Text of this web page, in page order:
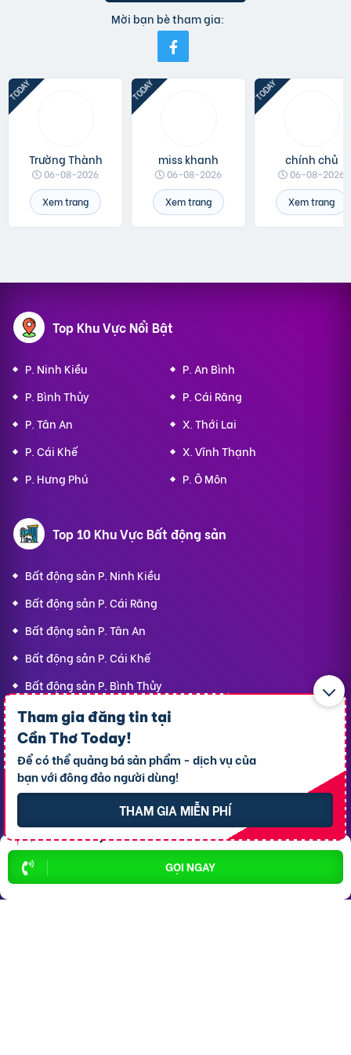
GỌI NGAY
Tham gia đăng tin tại
Cần Thơ Today!
Để có thể quảng bá sản phẩm - dịch vụ của
bạn với đông đảo người dùng!
THAM GIA MIỄN PHÍ
Mời bạn bè tham gia:
Trường Thành
06-08-2026
Xem trang
miss khanh
06-08-2026
Xem trang
chính chủ
06-08-2026
Xem trang
Top Khu Vực Nổi Bật
P. Ninh Kiều
P. An Bình
P. Bình Thủy
P. Cái Răng
P. Tân An
X. Thới Lai
P. Cái Khế
X. Vĩnh Thạnh
P. Hưng Phú
P. Ô Môn
Top 10 Khu Vực Bất động sản
Bất động sản P. Ninh Kiều
Bất động sản P. Cái Răng
Bất động sản P. Tân An
Bất động sản P. Cái Khế
Bất động sản P. Bình Thủy
Bất động sản P. Long Tuyền
Bất động sản P. Hưng Phú
Bất động sản P. An Bình
Bất động sản X. Phong Điền